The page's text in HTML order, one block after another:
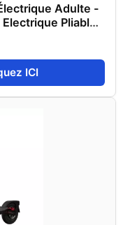
Adulte -
Pliable
48V 12.5Ah
Double Frein
ICI